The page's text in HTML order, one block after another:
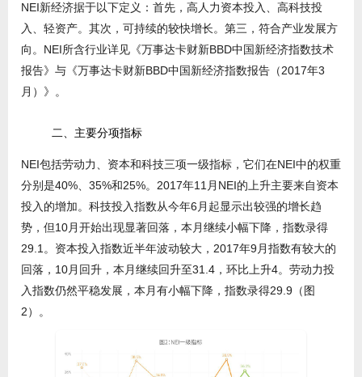
NEI新经济据于以下定义：首先，高人力资本投入、高科技投
入、轻资产。其次，可持续的较快增长。第三，符合产业发展方
向。NEI所含行业详见《万事达卡财新BBD中国新经济指数技术
报告》与《万事达卡财新BBD中国新经济指数报告（2017年3
月）》。
二、主要分项指标
NEI包括劳动力、资本和科技三项一级指标，它们在NEI中的权重
分别是40%、35%和25%。2017年11月NEI的上升主要来自资本
投入的增加。科技投入指数从今年6月起显示出较强的增长趋
势，但10月开始出现显著回落，本月继续小幅下降，指数录得
29.1。资本投入指数近半年波动较大，2017年9月指数有较大的
回落，10月回升，本月继续回升至31.4，环比上升4。劳动力投
入指数仍然平稳发展，本月有小幅下降，指数录得29.9（图
2）。